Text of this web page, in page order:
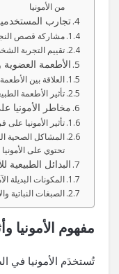
من الأمونيا
تجارب
مشاركة قصص
تقييم التجربة
الأطعمة العضوية
العلاقة بين
تأثير الأطعمة
مخاطر الأمونيا
تأثير الأمونيا
المشاكل الصحية
تحتوي على الأمونيا
البدائل الطبيعية
المكونات البديلة
الصبغات النباتية
مفهوم الأمونيا
تُستخدَم الأمونيا في